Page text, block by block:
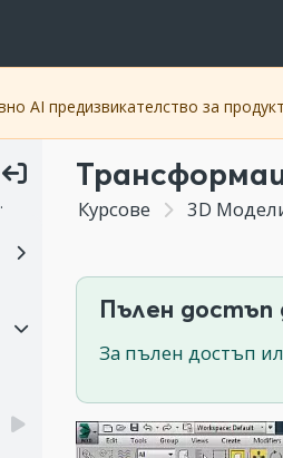
AI предизвикателство за
Курсове 3D
Пълен достъп
За пълен достъп